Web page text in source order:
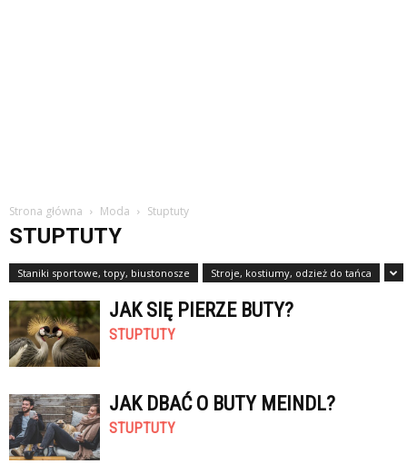
Strona główna Moda Stuptuty
STUPTUTY
Staniki sportowe, topy, biustonosze Stroje, kostiumy, odzież do tańca
JAK SIĘ PIERZE BUTY?
STUPTUTY
JAK DBAĆ O BUTY MEINDL?
STUPTUTY